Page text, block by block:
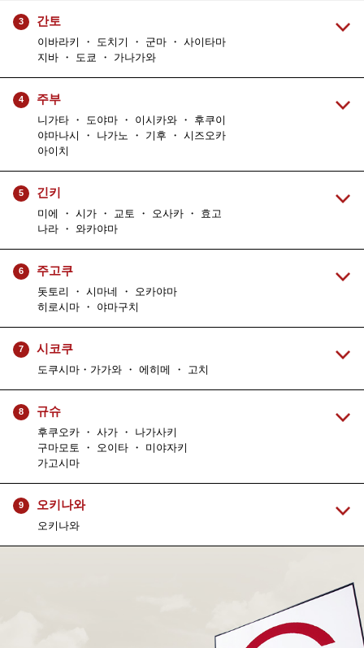
3 간토
이바라키 ・ 도치기 ・ 군마 ・ 사이타마
지바 ・ 도쿄 ・ 가나가와
4 주부
니가타 ・ 도야마 ・ 이시카와 ・ 후쿠이
야마나시 ・ 나가노 ・ 기후 ・ 시즈오카
아이치
5 긴키
미에 ・ 시가 ・ 교토 ・ 오사카 ・ 효고
나라 ・ 와카야마
6 주고쿠
돗토리 ・ 시마네 ・ 오카야마
히로시마 ・ 야마구치
7 시코쿠
도쿠시마・가가와 ・ 에히메 ・ 고치
8 규슈
후쿠오카 ・ 사가 ・ 나가사키
구마모토 ・ 오이타 ・ 미야자키
가고시마
9 오키나와
오키나와